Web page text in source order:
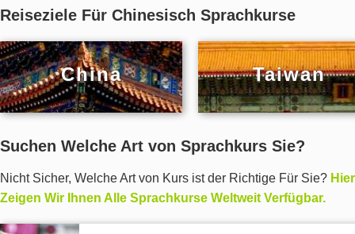
Sprache
Reiseziele Für Chinesisch Sprachkurse
China Taiwan
Suchen Welche Art von Sprachkurs Sie?
Nicht Sicher, Welche Art von Kurs ist der Richtige Für Sie? Hier
Zeigen Wir Ihnen Alle Sprachkurse Weltweit Verfügbar.